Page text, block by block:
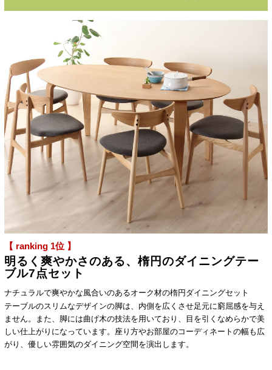
【 ranking 1位 】
明るく爽やかさのある、楕円のダイニングテー
ブル7点セット
ナチュラルで爽やかな風合いのあるオーク材の楕円ダイニングセット
テーブルのスリムなデザインの脚は、内側を広くさせ足元に窮屈感を与え
ません。また、脚には曲げ木の技法を用いており、目を引くなめらかで美
しい仕上がりになっています。座り方やお部屋のコーディネートの幅も広
がり、優しい雰囲気のダイニング空間を演出します。